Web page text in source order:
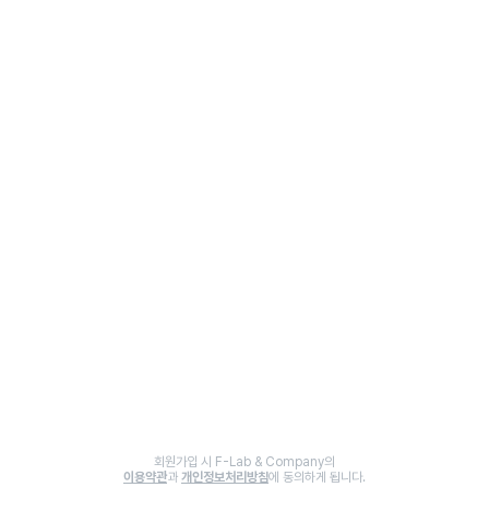
회원가입 시 F-Lab & Company의
이용약관과 개인정보처리방침에 동의하게 됩니다.